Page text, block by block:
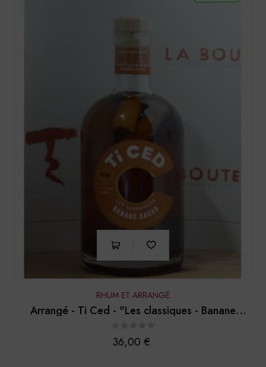
RHUM ET ARRANGÉ
Arrangé - Ti Ced - "Les classiques - Banane
Prix
36,00 €